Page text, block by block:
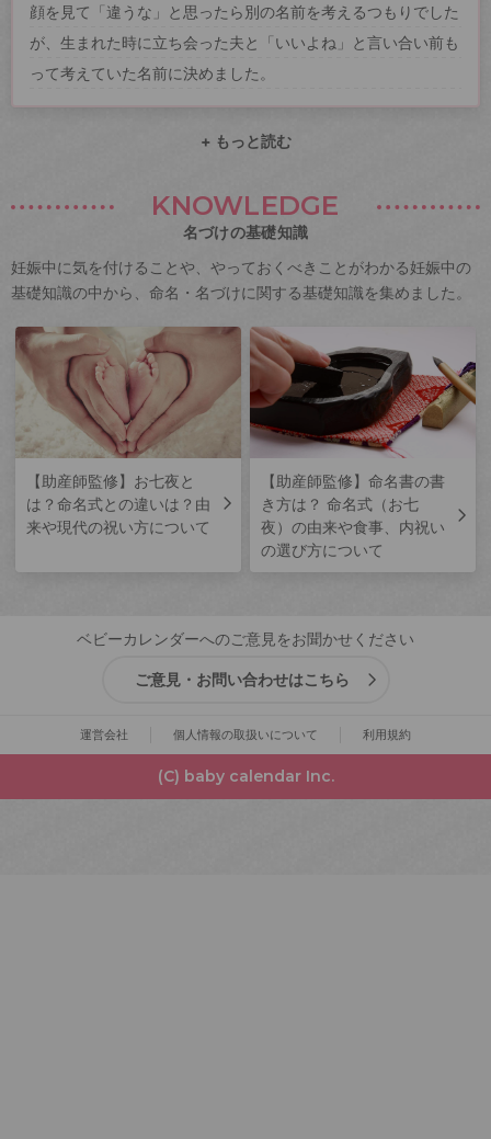
顔を見て「違うな」と思ったら別の名前を考えるつもりでした
が、生まれた時に立ち会った夫と「いいよね」と言い合い前も
って考えていた名前に決めました。
+ もっと読む
KNOWLEDGE
名づけの基礎知識
妊娠中に気を付けることや、やっておくべきことがわかる妊娠中の
基礎知識の中から、命名・名づけに関する基礎知識を集めました。
【助産師監修】お七夜と
は？命名式との違いは？由
来や現代の祝い方について
【助産師監修】命名書の書
き方は？ 命名式（お七
夜）の由来や食事、内祝い
の選び方について
ベビーカレンダーへのご意見をお聞かせください
ご意見・お問い合わせはこちら
運営会社 個人情報の取扱いについて 利用規約
(C) baby calendar Inc.